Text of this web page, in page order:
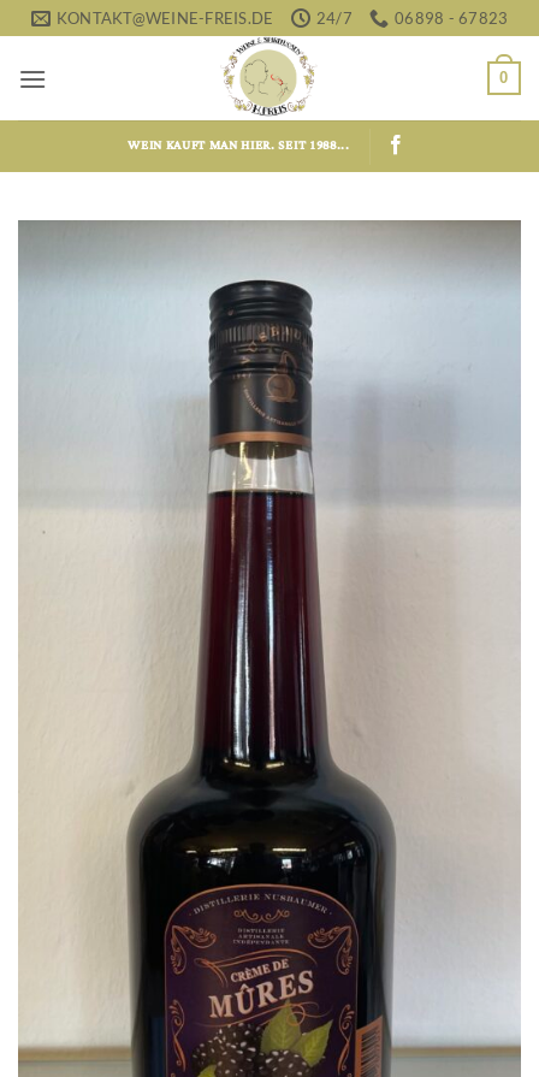
Inhalt
springen
KONTAKT@WEINE-FREIS.DE 24/7 06898 - 67823
0
WEIN KAUFT MAN HIER. SEIT 1988...